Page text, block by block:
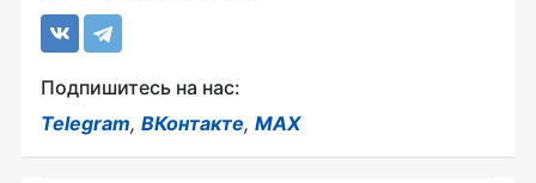
Подпишитесь на нас:
Telegram, ВКонтакте, MAX